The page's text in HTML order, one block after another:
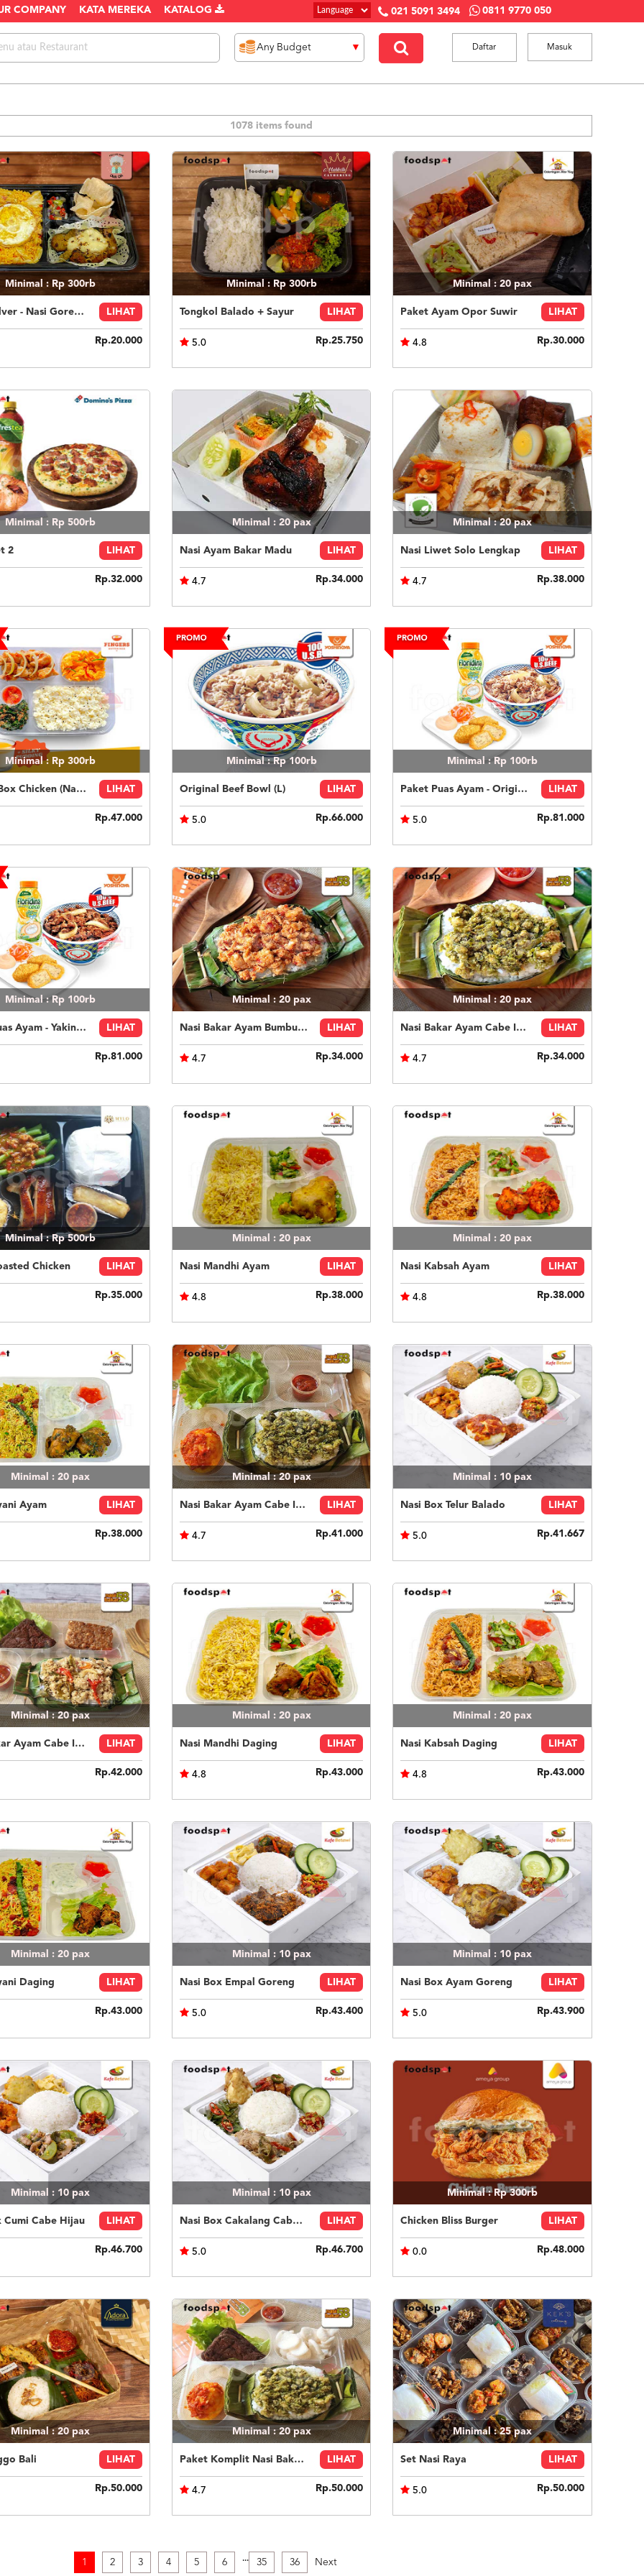
COMPANY KATA MEREKA KATALOG 021 5091 3494 0811 9770 050
Masuk
Daftar
1078 items found
Minimal : Rp 300rb
Paket Silver - Nasi Goreng Nanas Geprek Mozza LIHAT
Rp.20.000
Minimal : Rp 300rb
Tongkol Balado + Sayur LIHAT
5.0 Rp.25.750
Minimal : 20pax
Paket Ayam Opor Suwir LIHAT
4.8 Rp.30.000
Minimal : Rp 500rb
2 LIHAT
Rp.32.000
Minimal : 20 pax
Nasi Ayam Bakar Madu LIHAT
4.7 Rp.34.000
Minimal : 20pax
Nasi Liwet Solo Lengkap LIHAT
4.7 Rp.38.000
Minimal : Rp 300rb
Fingers Box Chicken (Nasi Putih) Silky Pudding LIHAT
Rp.47.000
Minimal : Rp 100rb
Original Beef Bowl (L) LIHAT
5.0 Rp.66.000
Minimal : Rp 100rb
Paket Puas Ayam - Original Beef Paket Puas (R) LIHAT
5.0 Rp.81.000
Minimal : Rp 100rb
Paket Puas Ayam - Yakiniku Beef Paket Puas (R) LIHAT
Rp.81.000
Minimal : 20 pax
Nasi Bakar Ayam Bumbu Bali + Kerupuk LIHAT
4.7 Rp.34.000
Minimal : 20pax
Nasi Bakar Ayam Cabe Ijo + Kerupuk LIHAT
4.7 Rp.34.000
Minimal : Rp 500rb
Chicken LIHAT
Rp.35.000
Minimal : 20 pax
Nasi Mandhi Ayam LIHAT
4.8 Rp.38.000
Minimal : 20 pax
Nasi Kabsah Ayam LIHAT
4.8 Rp.38.000
Minimal : 20 pax
Ayam LIHAT
Rp.38.000
Minimal : 20pax
Nasi Bakar Ayam Cabe Ijo + Telor Balado LIHAT
4.7 Rp.41.000
Minimal : 10 pax
Nasi Box Telur Balado LIHAT
5.0 Rp.41.667
Minimal : 20pax
Nasi Bakar Ayam Cabe Ijo + Tahu Tempe LIHAT
Rp.42.000
Minimal : 20 pax
Nasi Mandhi Daging LIHAT
4.8 Rp.43.000
Minimal : 20 pax
Nasi Kabsah Daging LIHAT
4.8 Rp.43.000
Minimal : 20 pax
Daging LIHAT
Rp.43.000
Minimal : 10 pax
Nasi Box Empal Goreng LIHAT
5.0 Rp.43.400
Minimal : 10 pax
Nasi Box Ayam Goreng LIHAT
5.0 Rp.43.900
Minimal : 10 pax
Cumi Cabe Hijau LIHAT
Rp.46.700
Minimal : 10 pax
Nasi Box Cakalang Cabe Hijau LIHAT
5.0 Rp.46.700
Minimal : Rp 300rb
Chicken Bliss Burger LIHAT
0.0 Rp.48.000
Minimal : 20pax
Bali LIHAT
Rp.50.000
Minimal : 20pax
Paket Komplit Nasi Bakar Ayam Cabe Ijo LIHAT
4.7 Rp.50.000
Minimal : 25pax
Set Nasi Raya LIHAT
5.0 Rp.50.000
1 2 3 4 5 6 ... 35 36 Next